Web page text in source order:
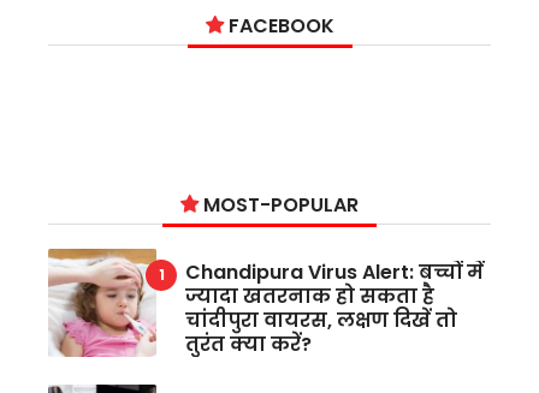
FACEBOOK
MOST-POPULAR
Chandipura Virus Alert: बच्चों में
ज्यादा खतरनाक हो सकता है
चांदीपुरा वायरस, लक्षण दिखें तो
तुरंत क्या करें?